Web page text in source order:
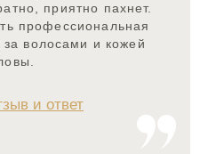
приятно пахнет.
профессиональная
волосами и кожей
и ответ